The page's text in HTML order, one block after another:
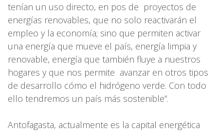
tenían un uso directo, en pos de proyectos de
energías renovables, que no solo reactivarán el
empleo y la economía; sino que permiten activar
una energía que mueve el país, energía limpia y
renovable, energía que también fluye a nuestros
hogares y que nos permite avanzar en otros tipos
de desarrollo cómo el hidrógeno verde. Con todo
ello tendremos un país más sostenible”.
Antofagasta, actualmente es la capital energética